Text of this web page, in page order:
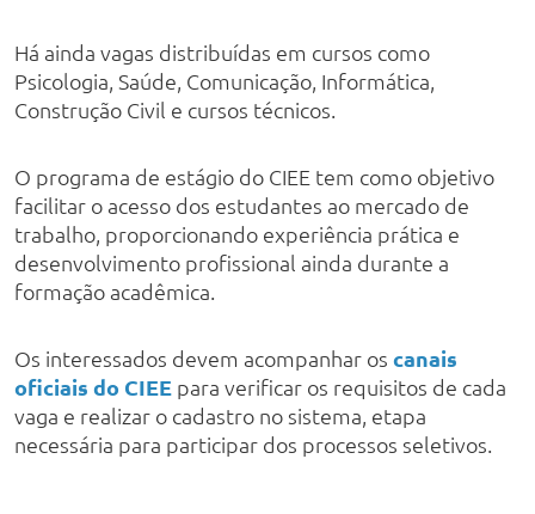
Há ainda vagas distribuídas em cursos como
Psicologia, Saúde, Comunicação, Informática,
Construção Civil e cursos técnicos.
O programa de estágio do CIEE tem como objetivo
facilitar o acesso dos estudantes ao mercado de
trabalho, proporcionando experiência prática e
desenvolvimento profissional ainda durante a
formação acadêmica.
Os interessados devem acompanhar os canais
oficiais do CIEE para verificar os requisitos de cada
vaga e realizar o cadastro no sistema, etapa
necessária para participar dos processos seletivos.